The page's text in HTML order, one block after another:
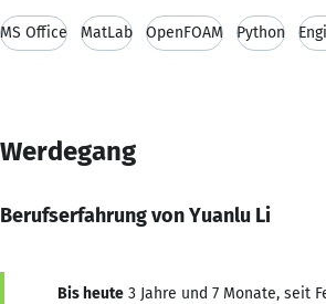
MS Office MatLab OpenFOAM Python
Werdegang
Berufserfahrung von Yuanlu Li
Bis heute 3 Jahre und 7 Monate, seit